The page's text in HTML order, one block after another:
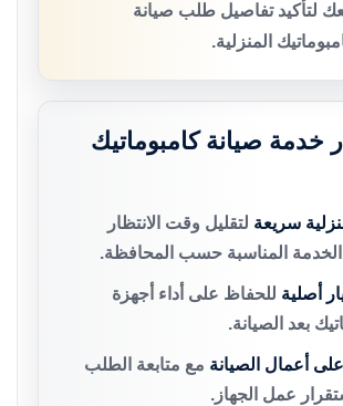
لتأكيد تفاصيل طلب صيانة
المنزلية.
خدمة صيانة كامبوماتيك
سريعة لتقليل وقت الانتظار
الخدمة المناسبة حسب المحافظة.
أصلية للحفاظ على أداء أجهزة
بعد الصيانة.
أعمال الصيانة مع متابعة الطلب
عمل الجهاز.